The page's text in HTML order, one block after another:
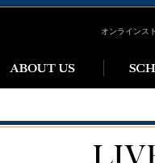
オンラインス